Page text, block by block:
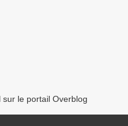
le portail Overblog